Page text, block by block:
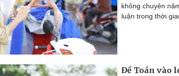
không chuyên
luận trong thời
Đề Toán vào